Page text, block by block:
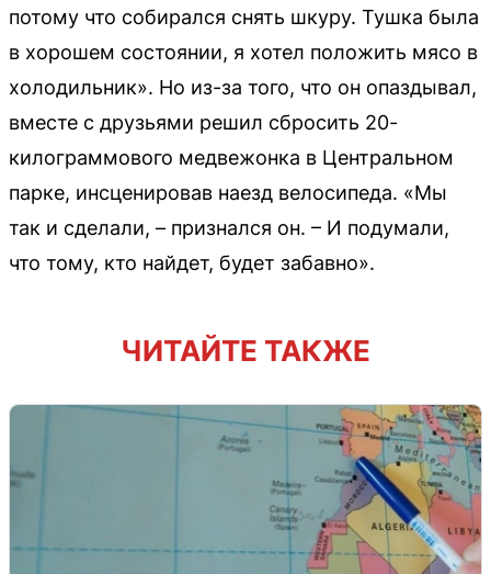
потому что собирался снять шкуру. Тушка была
в хорошем состоянии, я хотел положить мясо в
холодильник». Но из-за того, что он опаздывал,
вместе с друзьями решил сбросить 20-
килограммового медвежонка в Центральном
парке, инсценировав наезд велосипеда. «Мы
так и сделали, – признался он. – И подумали,
что тому, кто найдет, будет забавно».
ЧИТАЙТЕ ТАКЖЕ